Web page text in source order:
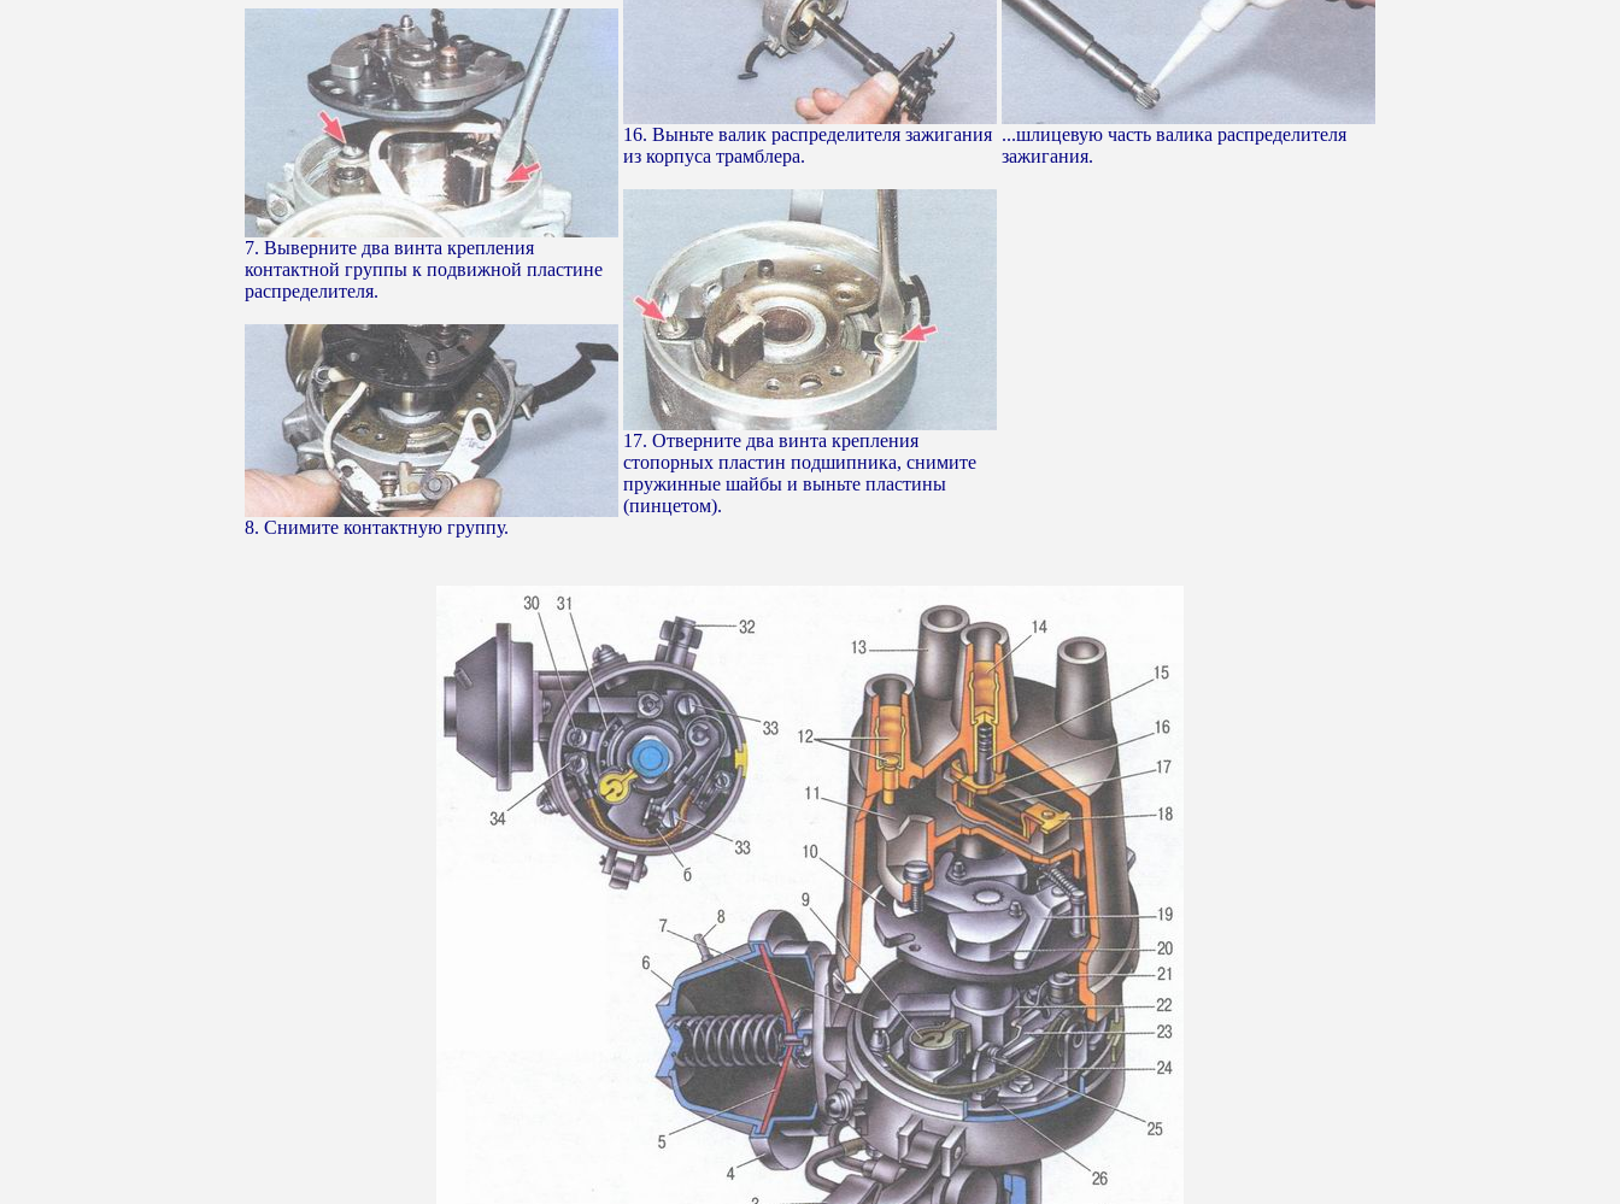
7. Выверните два винта крепления
контактной группы к подвижной пластине
распределителя.
8. Снимите контактную группу.
16. Выньте валик распределителя зажигания
из корпуса трамблера.
17. Отверните два винта крепления
стопорных пластин подшипника, снимите
пружинные шайбы и выньте пластины
(пинцетом).
...шлицевую часть валика распределителя
зажигания.